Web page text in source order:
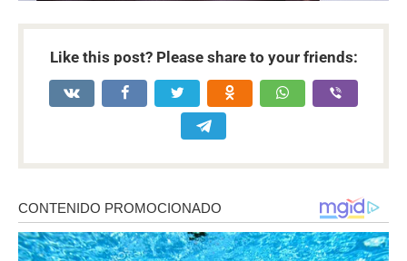
Like this post? Please share to your friends: